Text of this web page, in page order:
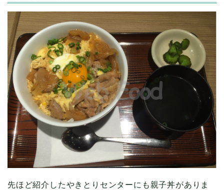
先ほど紹介したやきとりセンターにも親子丼がありま